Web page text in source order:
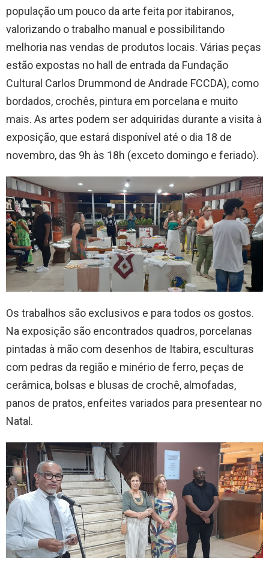
população um pouco da arte feita por itabiranos,
valorizando o trabalho manual e possibilitando
melhoria nas vendas de produtos locais. Várias peças
estão expostas no hall de entrada da Fundação
Cultural Carlos Drummond de Andrade FCCDA), como
bordados, crochês, pintura em porcelana e muito
mais. As artes podem ser adquiridas durante a visita à
exposição, que estará disponível até o dia 18 de
novembro, das 9h às 18h (exceto domingo e feriado).
Os trabalhos são exclusivos e para todos os gostos.
Na exposição são encontrados quadros, porcelanas
pintadas à mão com desenhos de Itabira, esculturas
com pedras da região e minério de ferro, peças de
cerâmica, bolsas e blusas de crochê, almofadas,
panos de pratos, enfeites variados para presentear no
Natal.